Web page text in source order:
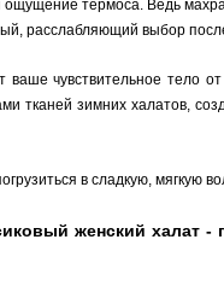
ощущение термоса. Ведь
расслабляющий выбор
чувствительное тело
тканей зимних халатов,
в сладкую, мягкую
женский халат -